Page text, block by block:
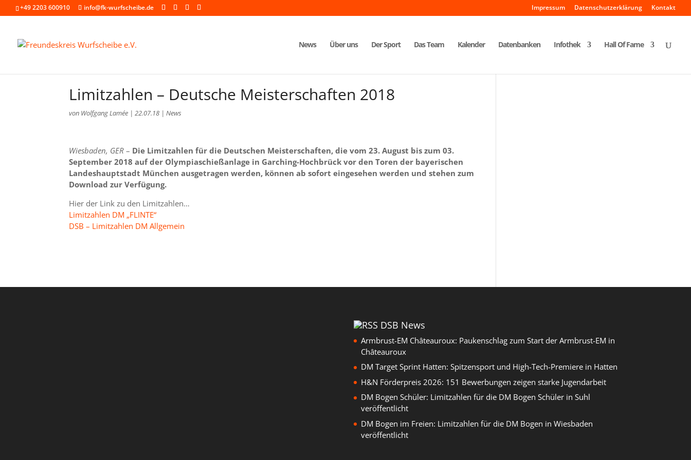
+49 2203 600910 info@fk-wurfscheibe.de Impressum Datenschutzerklärung Kontakt
News Über uns Der Sport Das Team Kalender Datenbanken Infothek Hall Of Fame
Limitzahlen – Deutsche Meisterschaften 2018
von Wolfgang Lamée |22.07.18 |News
Wiesbaden, GER– Die Limitzahlen für die Deutschen Meisterschaften, die vom 23. August bis zum 03.
September 2018 auf der Olympiaschießanlage in Garching-Hochbrück vor den Toren der bayerischen
Landeshauptstadt München ausgetragen werden, können ab sofort eingesehen werden und stehen zum
Download zur Verfügung.
Hier der Link zu den Limitzahlen…
Limitzahlen DM „FLINTE“
DSB – Limitzahlen DM Allgemein
DSB News
Armbrust-EM Châteauroux: Paukenschlag zum Start der Armbrust-EM in
Châteauroux
DM Target Sprint Hatten: Spitzensport und High-Tech-Premiere in Hatten
H&N Förderpreis 2026: 151 Bewerbungen zeigen starke Jugendarbeit
DM Bogen Schüler: Limitzahlen für die DM Bogen Schüler in Suhl
veröffentlicht
DM Bogen im Freien: Limitzahlen für die DM Bogen in Wiesbaden
veröffentlicht